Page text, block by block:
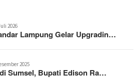
2026
Lampung Gelar Upgradin…
2025
Sumsel, Bupati Edison Ra…